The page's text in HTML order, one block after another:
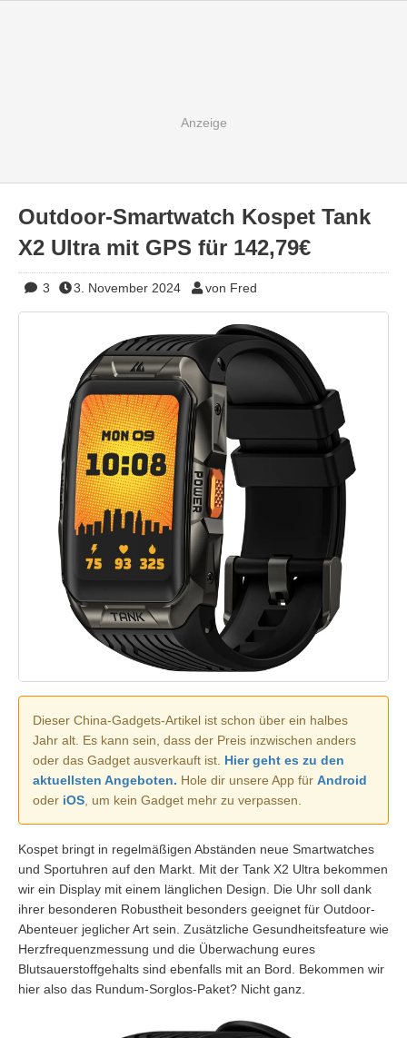
Outdoor-Smartwatch Kospet Tank
X2 Ultra mit GPS für 142,79€
3 3. November 2024 von Fred
Dieser China-Gadgets-Artikel ist schon über ein halbes
Jahr alt. Es kann sein, dass der Preis inzwischen anders
oder das Gadget ausverkauft ist. Hier geht es zu den
aktuellsten Angeboten. Hole dir unsere App für Android
oder iOS , um kein Gadget mehr zu verpassen.
Kospet bringt in regelmäßigen Abständen neue Smartwatches
und Sportuhren auf den Markt. Mit der Tank X2 Ultra bekommen
wir ein Display mit einem länglichen Design. Die Uhr soll dank
ihrer besonderen Robustheit besonders geeignet für Outdoor-
Abenteuer jeglicher Art sein. Zusätzliche Gesundheitsfeature wie
Herzfrequenzmessung und die Überwachung eures
Blutsauerstoffgehalts sind ebenfalls mit an Bord. Bekommen wir
hier also das Rundum-Sorglos-Paket? Nicht ganz.